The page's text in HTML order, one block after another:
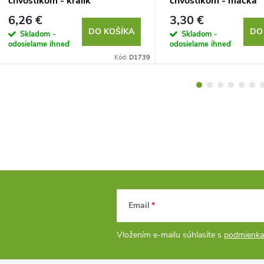
6,26 €
Skladom -
odosielame ihneď
DO KOŠÍKA
Kód: D1739
3,30 €
Skladom -
odosielame ihneď
Email
Vložením e-mailu súhlasíte s